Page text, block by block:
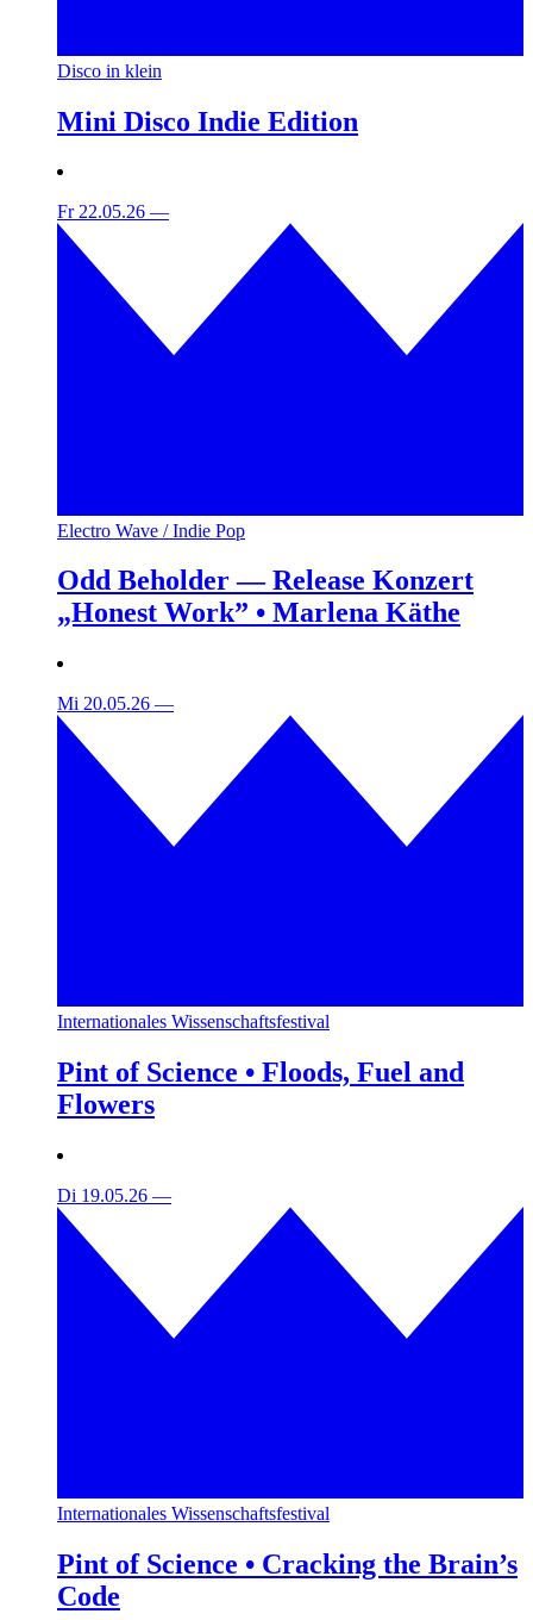
Disco in klein
Mini Disco Indie Edition
Fr 22.05.26 —
Electro Wave / Indie Pop
Odd Beholder — Release Konzert
„Honest Work” • Marlena Käthe
Mi 20.05.26 —
Internationales Wissenschaftsfestival
Pint of Science • Floods, Fuel and
Flowers
Di 19.05.26 —
Internationales Wissenschaftsfestival
Pint of Science • Cracking the Brain’s
Code